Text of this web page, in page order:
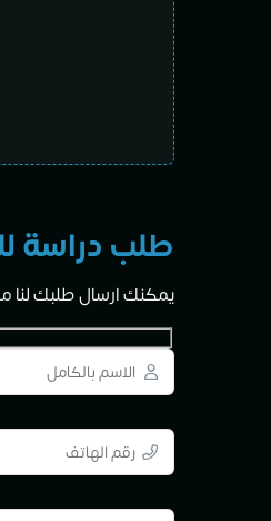
طلب دراسة
يمكنك ارسال طلبك لنا من